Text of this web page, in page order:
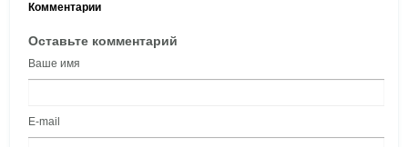
Комментарии
Оставьте комментарий
Ваше имя
E-mail